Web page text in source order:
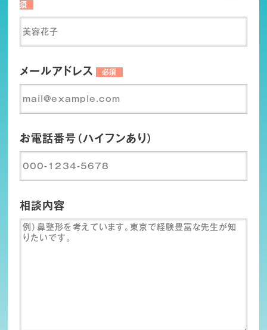
須
メールアドレス 必須
お電話番号（ハイフンあり）
相談内容